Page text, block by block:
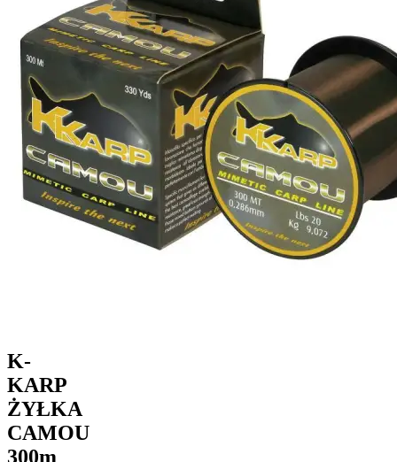
K-
KARP
ŻYŁKA
CAMOU
300m